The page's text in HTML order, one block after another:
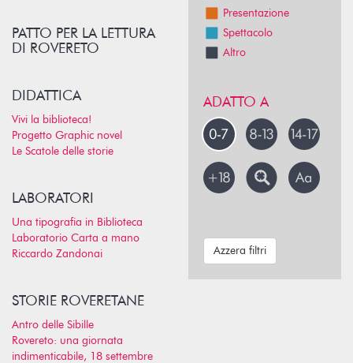
PATTO PER LA LETTURA
DI ROVERETO
DIDATTICA
Vivi la biblioteca!
Progetto Graphic novel
Le Scatole delle storie
LABORATORI
Una tipografia in Biblioteca
Laboratorio Carta a mano
Riccardo Zandonai
STORIE ROVERETANE
Antro delle Sibille
Rovereto: una giornata
indimenticabile, 18 settembre
Presentazione
Spettacolo
Altro
ADATTO A
Azzera filtri